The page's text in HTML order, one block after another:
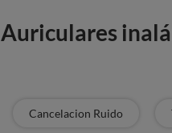
Auriculares
Cancelacion Ruido